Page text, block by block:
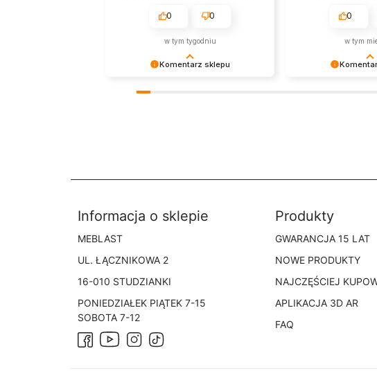
Komentarz sklepu
w tym tygodniu
Komentarz
klienta profesjonalna,
solidnie.
w tym
Informacja o sklepie
MEBLAST
UL. ŁĄCZNIKOWA 2
16-010 STUDZIANKI
PONIEDZIAŁEK PIĄTEK 7-15
SOBOTA 7-12
Produkty
GWARANCJA 15 LAT
NOWE PRODUKTY
NAJCZĘŚCIEJ
APLIKACJA 3D AR
FAQ